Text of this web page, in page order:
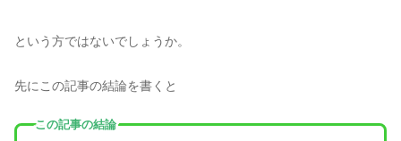
という方ではないでしょうか。
先にこの記事の結論を書くと
この記事の結論